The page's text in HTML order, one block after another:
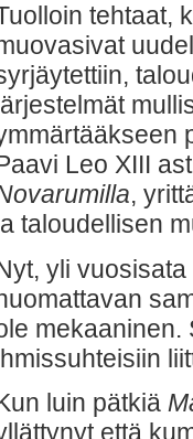
tehtaat,
Leo XIII
,
taloudellisen
yli
mekaaninen.
luin pätkiä
että